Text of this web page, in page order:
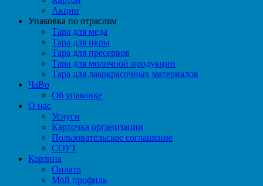
Акции
Упаковка по отраслям
Тара для меда
Тара для икры
Тара для пресервов
Тара для молочной продукции
Тара для лакокрасочных материалов
ЧаВо
Об упаковке
О нас
Услуги
Карточка организации
Пользовательское соглашение
СОУТ
Корзина
Оплата
Мой профиль